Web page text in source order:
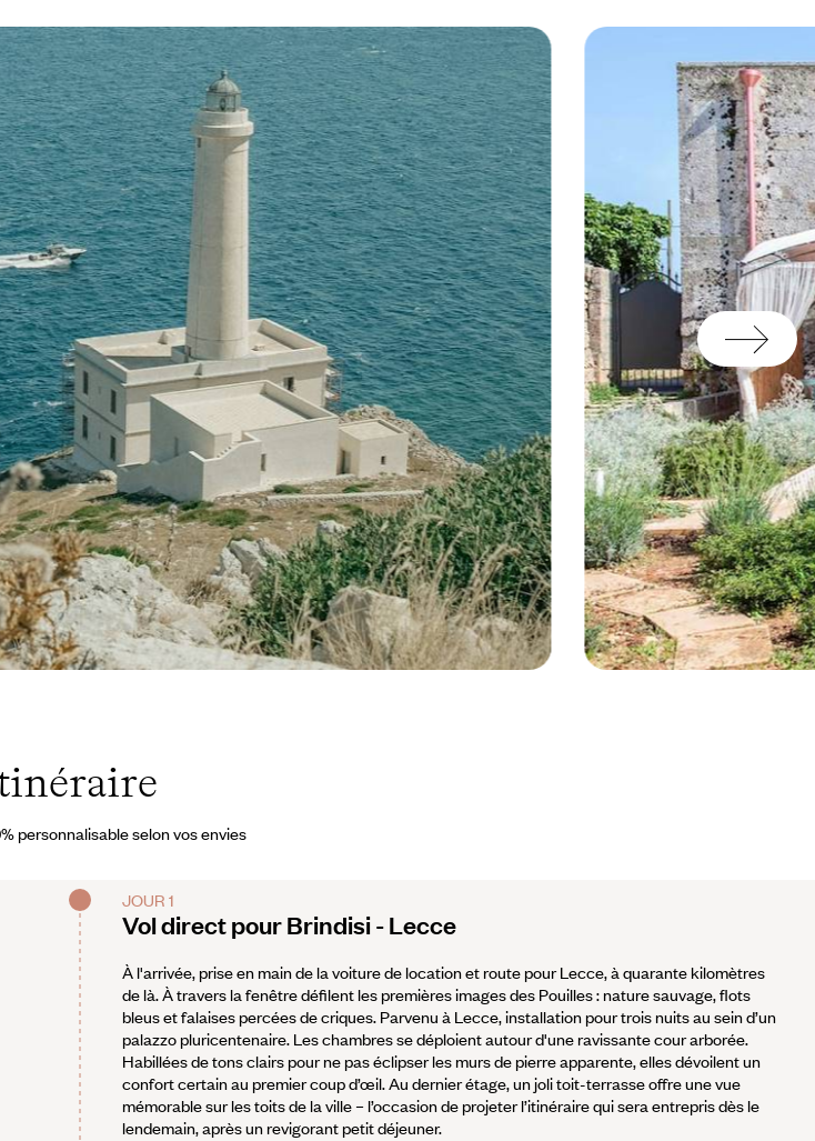
répond toujours présent pour vous assister, qu’il
une visite de dernière minute ou, en lien avec votre
le déroulé de votre voyage une fois sur
personnalisable selon vos envies
JOUR 1
Vol direct pour Brindisi - Lecce
À l'arrivée, prise en main de la voiture de location et route pour Lecce, à quarante kilomètres
de là. À travers la fenêtre défilent les premières images des Pouilles : nature sauvage, flots
bleus et falaises percées de criques. Parvenu à Lecce, installation pour trois nuits au sein d’un
palazzo pluricentenaire. Les chambres se déploient autour d'une ravissante cour arborée.
Habillées de tons clairs pour ne pas éclipser les murs de pierre apparente, elles dévoilent un
confort certain au premier coup d’œil. Au dernier étage, un joli toit-terrasse offre une vue
mémorable sur les toits de la ville – l’occasion de projeter l’itinéraire qui sera entrepris dès le
lendemain, après un revigorant petit déjeuner.